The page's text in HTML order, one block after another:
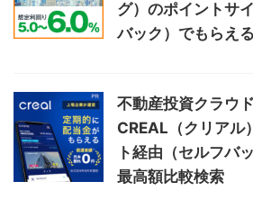
できる会社です！！！
利用者
不動産投資のセカンドオピニオンサービス
グ）のポイントサ
バック）でもらえ
不動産投資クラウ
CREAL（クリアル
ト経由（セルフバ
最高額比較検索